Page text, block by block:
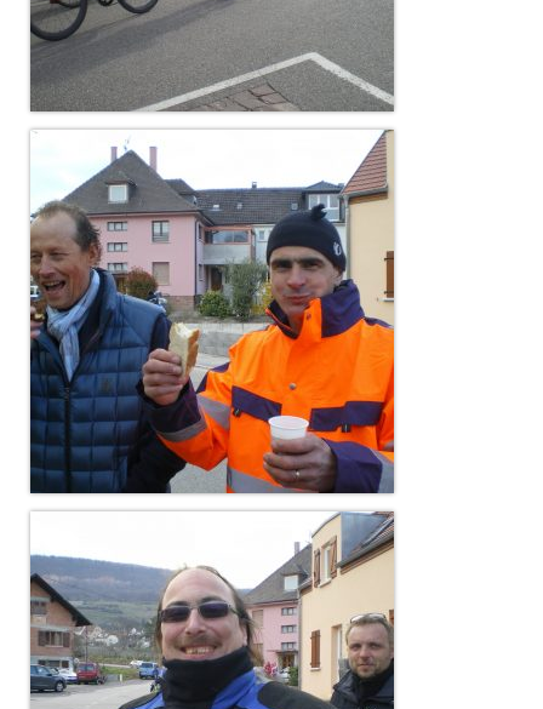
Loisirs
Sorties
Strava
Route, Piste, Cyclo-cross
Plan d’entraînement 2026
Nos organisations de la saison
VTT
Team Hase
Nos organisations de la saison
BMX